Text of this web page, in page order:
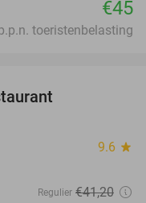
€45
toeristenbelasting
9.6 star
Regulier €41,20